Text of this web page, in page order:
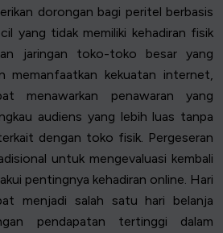
dorongan bagi peritel berbasis
yang tidak memiliki kehadiran fisik
jaringan toko-toko besar yang
memanfaatkan kekuatan internet,
menawarkan penawaran yang
audiens yang lebih luas tanpa
dengan toko fisik. Pergeseran
untuk mengevaluasi kembali
pentingnya kehadiran online. Hari
menjadi salah satu hari belanja
pendapatan tertinggi dalam